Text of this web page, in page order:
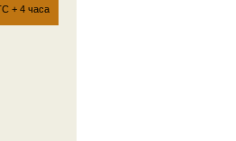
+ 4 часа